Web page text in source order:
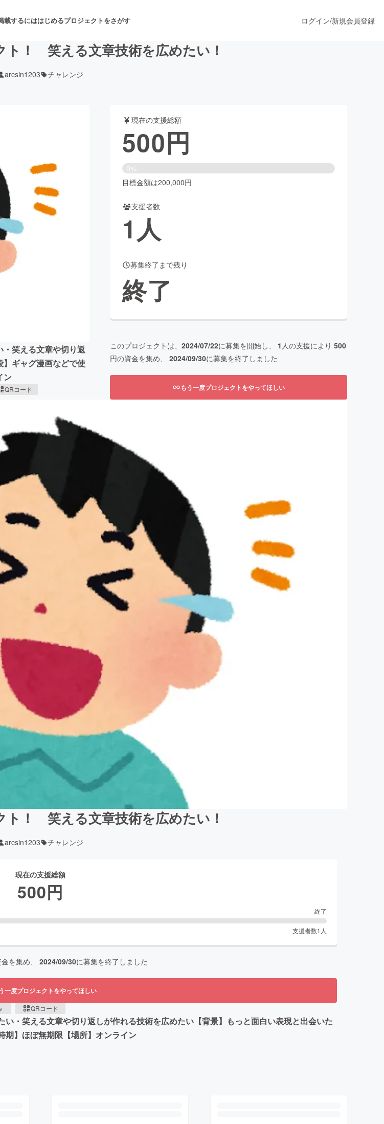
載するにははじめるプロジェクトをさがす
舞台・パフォーマンス
ビューティー・ヘルスケア
for Social Good
るさと納税
ログイン/新規会員登録
ト！ 笑える文章技術を広めたい！
arcsin1203 チャレンジ
・笑える文章や切り返
】ギャグ漫画などで使
ン
QRコード
現在の支援総額
500円
0%
目標金額は200,000円
支援者数
1人
募集終了まで残り
終了
このプロジェクトは、 2024/07/22に募集を開始し、 1 人の支援により 500
円の資金を集め、 2024/09/30に募集を終了しました
もう一度プロジェクトをやってほしい
ト！ 笑える文章技術を広めたい！
arcsin1203 チャレンジ
現在の支援総額
500円
終了
支援者数1 人
を集め、 2024/09/30に募集を終了しました
一度プロジェクトをやってほしい
QRコード
・笑える文章や切り返しが作れる技術を広めたい【背景】もっと面白い表現と出会いた
期】ほぼ無期限【場所】オンライン